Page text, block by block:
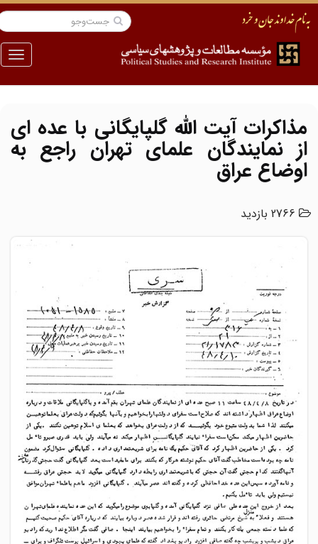
منو
مذاکرات آیت الله گلپایگانی با عده ای
از نمایندگان علمای تهران راجع به
اوضاع عراق
2766 بازدید